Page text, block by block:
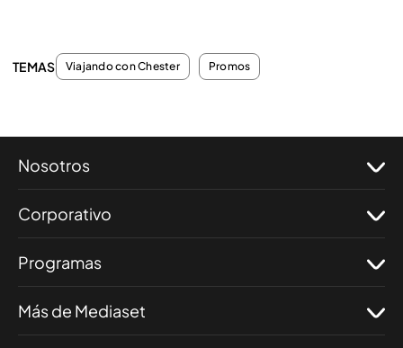
TEMAS Viajando con Chester Promos
Nosotros
Corporativo
Programas
Más de Mediaset